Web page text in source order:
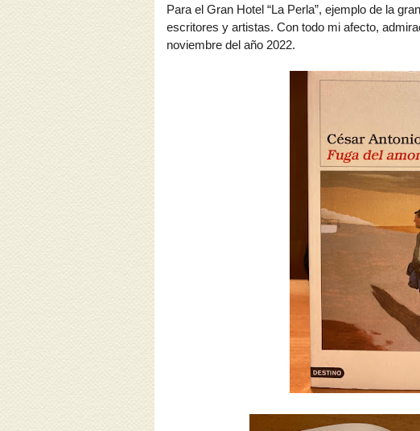
Para el Gran Hotel “La Perla”, ejemplo de la
escritores y artistas. Con todo mi afecto,
noviembre del año 2022.